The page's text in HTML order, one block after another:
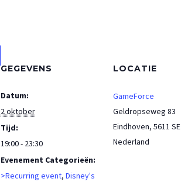
GEGEVENS
Datum:
2 oktober
Tijd:
19:00 - 23:30
Evenement Categorieën:
>Recurring event, Disney's
LOCATIE
GameForce
Geldropseweg 83
Eindhoven, 5611 SE
Nederland